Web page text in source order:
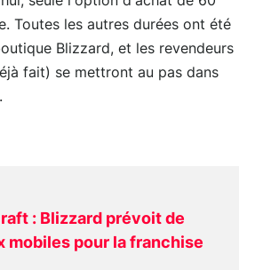
Toutes les autres durées ont été
Blizzard, et les revendeurs
fait) se mettront au pas dans
: Blizzard prévoit de
mobiles pour la franchise